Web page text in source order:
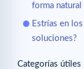
forma natural
Estrías en
soluciones?
Categorías útiles